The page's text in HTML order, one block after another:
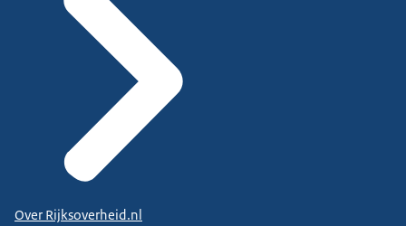
Over Rijksoverheid.nl